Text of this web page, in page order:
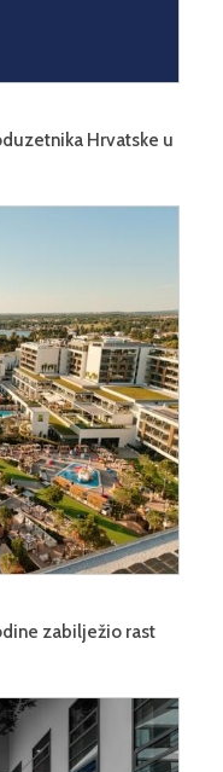
Hrvatske u
zabilježio rast